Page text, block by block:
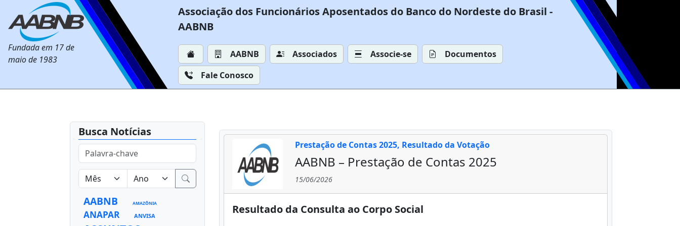
Fundada em 17 de
maio de 1983
Associação dos Funcionários Aposentados do Banco do Nordeste do Brasil -
AABNB
AABNB Associados Associe-se
Documentos
Fale Conosco
Busca Notícias
AABNB AMAZÔNIA
ANAPAR ANVISA
Prestação de Contas 2025, Resultado da Votação
AABNB – Prestação de Contas 2025
15/06/2026
Resultado da Consulta ao Corpo Social